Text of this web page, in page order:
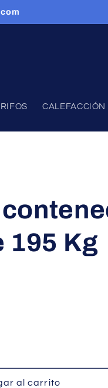
CALEFACCIÓN
195 Kg
al carrito